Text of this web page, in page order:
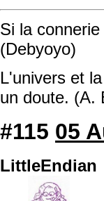
Si la
(Debyoyo)
L'univers et
un doute. (A.
#115 05
LittleEndian